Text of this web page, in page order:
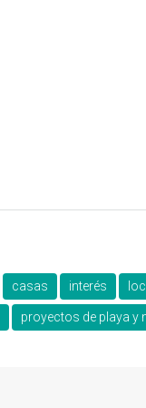
casas interés
proyectos de playa y